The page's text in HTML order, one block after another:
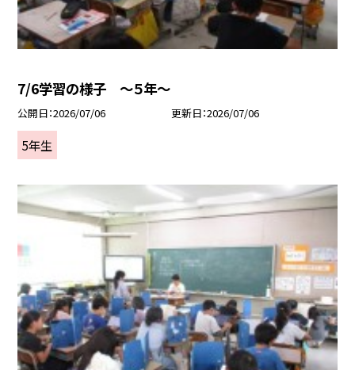
7/6学習の様子 ～５年～
公開日 2026/07/06 更新日 2026/07/06
5年生